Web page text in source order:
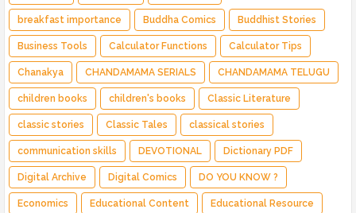
breakfast importance Buddha Comics Buddhist Stories
Business Tools Calculator Functions Calculator Tips
Chanakya CHANDAMAMA SERIALS CHANDAMAMA TELUGU
children books children's books Classic Literature
classic stories Classic Tales classical stories
communication skills DEVOTIONAL Dictionary PDF
Digital Archive Digital Comics DO YOU KNOW ?
Economics Educational Content Educational Resource